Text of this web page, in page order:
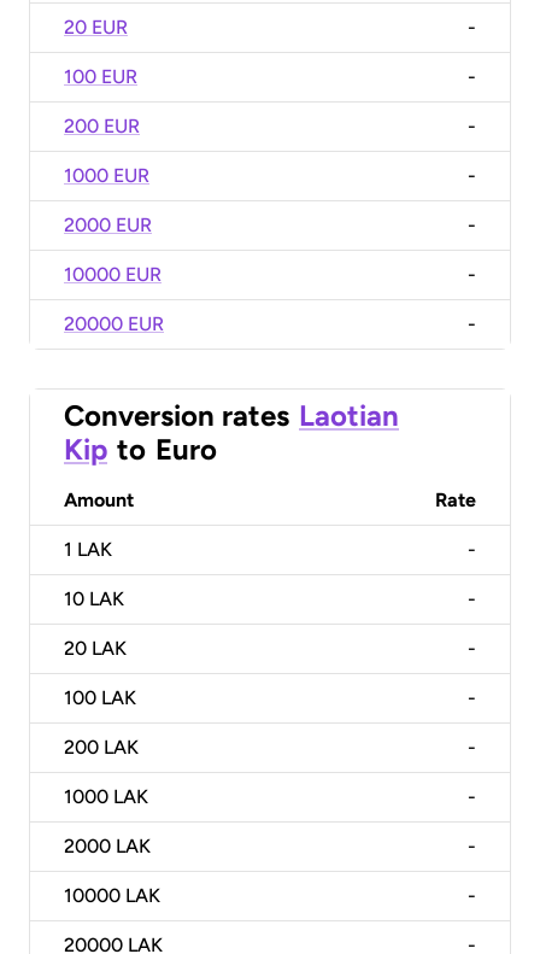
20 EUR -
100 EUR -
200 EUR -
1000 EUR -
2000 EUR -
10000 EUR -
20000 EUR -
Conversion rates Laotian
Kip to Euro
Amount Rate
1 LAK -
10 LAK -
20 LAK -
100 LAK -
200 LAK -
1000 LAK -
2000 LAK -
10000 LAK -
20000 LAK -